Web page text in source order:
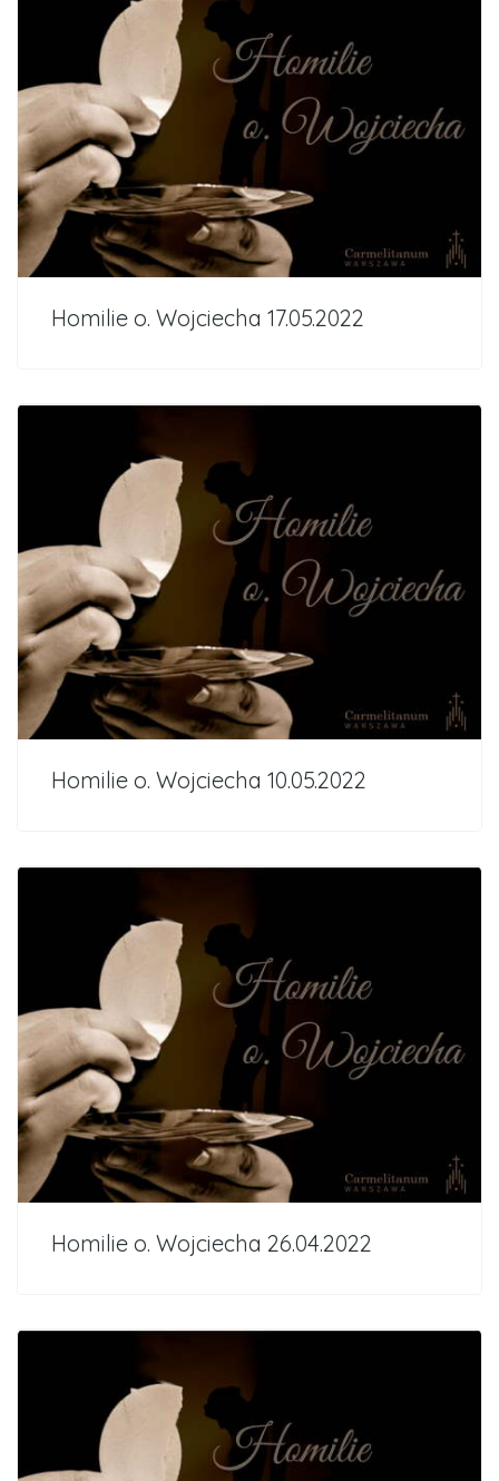
Homilie o. Wojciecha 17.05.2022
Homilie o. Wojciecha 10.05.2022
Homilie o. Wojciecha 26.04.2022